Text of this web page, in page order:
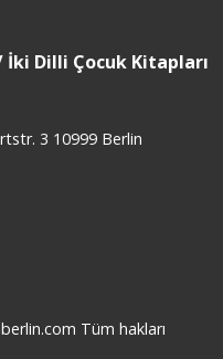
Dilli Çocuk Kitapları
3 10999 Berlin
Tüm hakları